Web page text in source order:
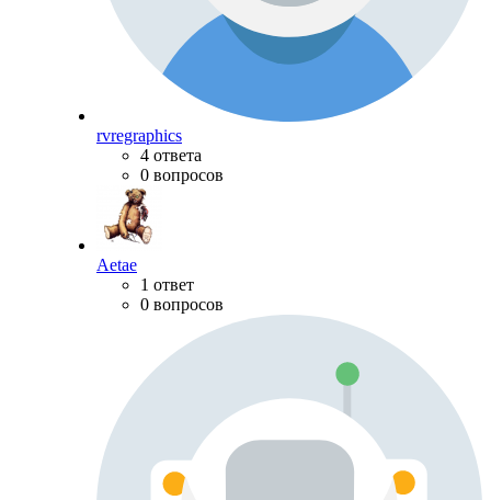
rvregraphics
4 ответа
0 вопросов
Aetae
1 ответ
0 вопросов